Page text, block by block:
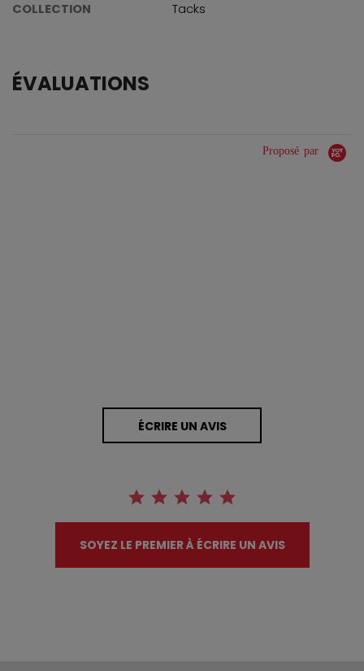
COLLECTION
Tacks
ÉVALUATIONS
Proposé par
ÉCRIRE UN AVIS
SOYEZ LE PREMIER À ÉCRIRE UN AVIS